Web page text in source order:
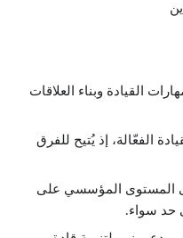
القيادة وبناء العلاقات
الفعّالة، إذ يُتيح للفرق
المستوى المؤسسي على
حد سواء.